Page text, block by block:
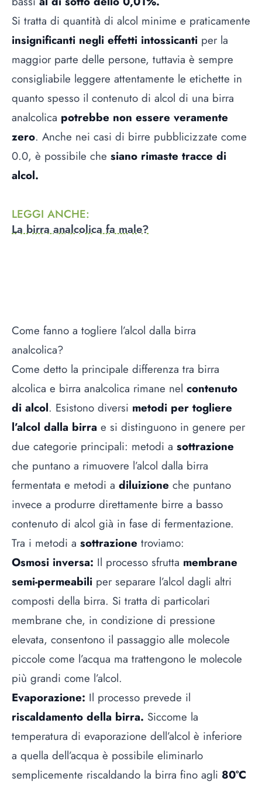
Si tratta di quantità di alcol minime e praticamente
insignificanti negli effetti intossicanti per la
maggior parte delle persone, tuttavia è sempre
consigliabile leggere attentamente le etichette in
quanto spesso il contenuto di alcol di una birra
analcolica potrebbe non essere veramente
zero. Anche nei casi di birre pubblicizzate come
0.0, è possibile che siano rimaste tracce di
alcol.
LEGGI ANCHE:
La birra analcolica fa male?
Come fanno a togliere l’alcol dalla birra
analcolica?
Come detto la principale differenza tra birra
alcolica e birra analcolica rimane nel contenuto
di alcol. Esistono diversi metodi per togliere
l’alcol dalla birra e si distinguono in genere per
due categorie principali: metodi a sottrazione
che puntano a rimuovere l’alcol dalla birra
fermentata e metodi a diluizione che puntano
invece a produrre direttamente birre a basso
contenuto di alcol già in fase di fermentazione.
Tra i metodi a sottrazione troviamo:
Osmosi inversa: Il processo sfrutta membrane
semi-permeabili per separare l’alcol dagli altri
composti della birra. Si tratta di particolari
membrane che, in condizione di pressione
elevata, consentono il passaggio alle molecole
piccole come l’acqua ma trattengono le molecole
più grandi come l’alcol.
Evaporazione: Il processo prevede il
riscaldamento della birra. Siccome la
temperatura di evaporazione dell’alcol è inferiore
a quella dell’acqua è possibile eliminarlo
semplicemente riscaldando la birra fino agli 80°C